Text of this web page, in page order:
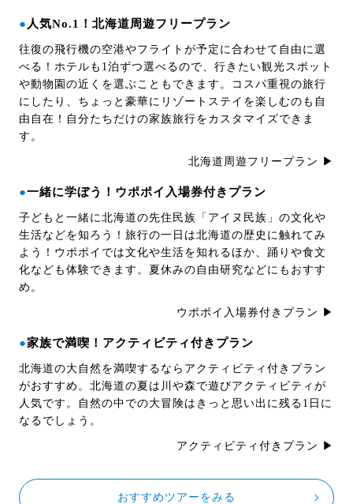
● 人気No.1！北海道周遊フリープラン
往復の飛行機の空港やフライトが予定に合わせて自由に選
べる！ホテルも1泊ずつ選べるので、行きたい観光スポット
や動物園の近くを選ぶこともできます。コスパ重視の旅行
にしたり、ちょっと豪華にリゾートステイを楽しむのも自
由自在！自分たちだけの家族旅行をカスタマイズできま
す。
北海道周遊フリープラン ▶
●一緒に学ぼう！ウポポイ入場券付きプラン
子どもと一緒に北海道の先住民族「アイヌ民族」の文化や
生活などを知ろう！旅行の一日は北海道の歴史に触れてみ
よう！ウポポイでは文化や生活を知れるほか、踊りや食文
化なども体験できます。夏休みの自由研究などにもおすす
め。
ウポポイ入場券付きプラン ▶
●家族で満喫！アクティビティ付きプラン
北海道の大自然を満喫するならアクティビティ付きプラン
がおすすめ。北海道の夏は川や森で遊びアクティビティが
人気です。自然の中での大冒険はきっと思い出に残る1日に
なるでしょう。
アクティビティ付きプラン ▶
おすすめツアーをみる